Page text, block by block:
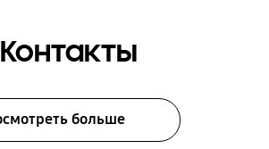
Контакты
больше